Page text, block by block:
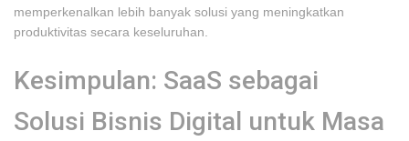
memperkenalkan lebih banyak solusi yang meningkatkan
produktivitas secara keseluruhan.
Kesimpulan: SaaS sebagai
Solusi Bisnis Digital untuk Masa